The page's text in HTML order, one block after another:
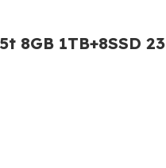
8GB 1TB+8SSD 23